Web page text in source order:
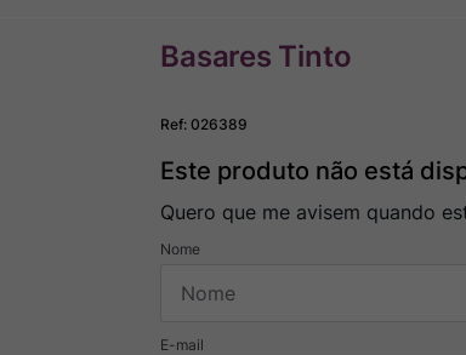
Basares Tinto
Ref:026389
Este produto não está
Quero que me avisem quando